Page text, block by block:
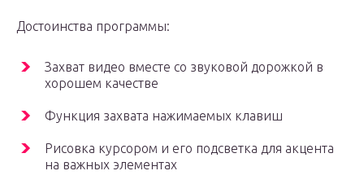
Достоинства программы:
Захват видео вместе со звуковой дорожкой в
хорошем качестве
Функция захвата нажимаемых клавиш
Рисовка курсором и его подсветка для акцента
на важных элементах